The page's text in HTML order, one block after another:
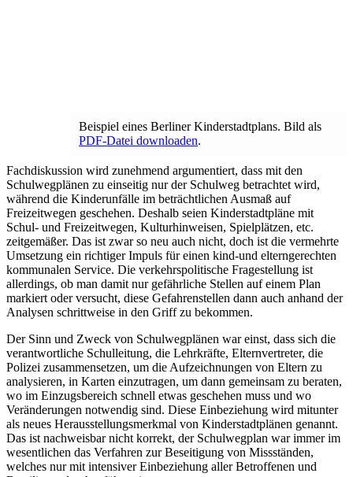
Beispiel eines Berliner Kinderstadtplans. Bild als
PDF-Datei downloaden.
Fachdiskussion wird zunehmend argumentiert, dass mit den
Schulwegplänen zu einseitig nur der Schulweg betrachtet wird,
während die Kinderunfälle im beträchtlichen Ausmaß auf
Freizeitwegen geschehen. Deshalb seien Kinderstadtpläne mit
Schul- und Freizeitwegen, Kulturhinweisen, Spielplätzen, etc.
zeitgemäßer. Das ist zwar so neu auch nicht, doch ist die vermehrte
Umsetzung ein richtiger Impuls für einen kind-und elterngerechten
kommunalen Service. Die verkehrspolitische Fragestellung ist
allerdings, ob man damit nur gefährliche Stellen auf einem Plan
markiert oder versucht, diese Gefahrenstellen dann auch anhand der
Analysen schrittweise in den Griff zu bekommen.
Der Sinn und Zweck von Schulwegplänen war einst, dass sich die
verantwortliche Schulleitung, die Lehrkräfte, Elternvertreter, die
Polizei zusammensetzen, um die Aufzeichnungen von Eltern zu
analysieren, in Karten einzutragen, um dann gemeinsam zu beraten,
wo im Einzugsbereich schnell etwas geschehen muss und wo
Veränderungen notwendig sind. Diese Einbeziehung wird mitunter
als neues Herausstellungsmerkmal von Kinderstadtplänen genannt.
Das ist nachweisbar nicht korrekt, der Schulwegplan war immer im
wesentlichen das Verfahren zur Beseitigung von Missständen,
welches nur mit intensiver Einbeziehung aller Betroffenen und